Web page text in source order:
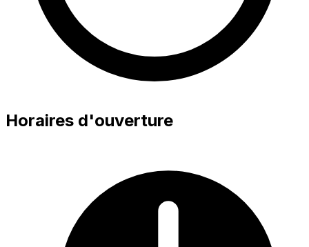
Horaires d'ouverture